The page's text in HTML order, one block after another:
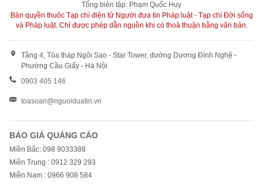
Tổng biên tập: Phạm Quốc Huy
Bản quyền thuộc Tạp chí điện tử Người đưa tin Pháp luật - Tạp chí Đời sống
và Pháp luật. Chỉ được phép dẫn nguồn khi có thoả thuận bằng văn bản.
Tầng 4, Tòa tháp Ngôi Sao - Star Tower, đường Dương Đình Nghệ -
Phường Cầu Giấy - Hà Nội
0903 405 146
toasoan@nguoiduatin.vn
BÁO GIÁ QUẢNG CÁO
Miền Bắc: 098 9033388
Miền Trung : 0912 329 293
Miền Nam : 0966 908 584